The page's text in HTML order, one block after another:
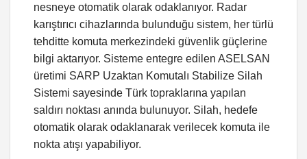
nesneye otomatik olarak odaklanıyor. Radar
karıştırıcı cihazlarında bulunduğu sistem, her türlü
tehditte komuta merkezindeki güvenlik güçlerine
bilgi aktarıyor. Sisteme entegre edilen ASELSAN
üretimi SARP Uzaktan Komutalı Stabilize Silah
Sistemi sayesinde Türk topraklarına yapılan
saldırı noktası anında bulunuyor. Silah, hedefe
otomatik olarak odaklanarak verilecek komuta ile
nokta atışı yapabiliyor.